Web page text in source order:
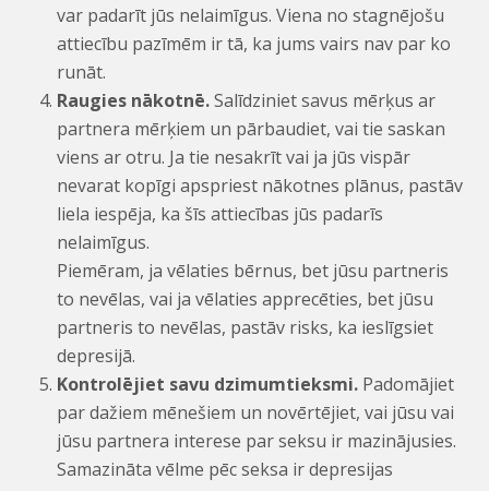
var padarīt jūs nelaimīgus. Viena no stagnējošu
attiecību pazīmēm ir tā, ka jums vairs nav par ko
runāt.
Raugies nākotnē.Salīdziniet savus mērķus ar
partnera mērķiem un pārbaudiet, vai tie saskan
viens ar otru. Ja tie nesakrīt vai ja jūs vispār
nevarat kopīgi apspriest nākotnes plānus, pastāv
liela iespēja, ka šīs attiecības jūs padarīs
nelaimīgus.
Piemēram, ja vēlaties bērnus, bet jūsu partneris
to nevēlas, vai ja vēlaties apprecēties, bet jūsu
partneris to nevēlas, pastāv risks, ka ieslīgsiet
depresijā.
Kontrolējiet savu dzimumtieksmi. Padomājiet
par dažiem mēnešiem un novērtējiet, vai jūsu vai
jūsu partnera interese par seksu ir mazinājusies.
Samazināta vēlme pēc seksa ir depresijas